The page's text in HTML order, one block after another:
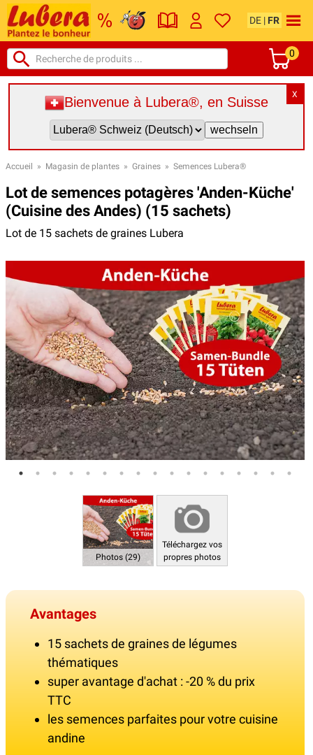
DE | FR
0
X
Bienvenue à Lubera®, en Suisse
Accueil » Magasin de plantes » Graines » Semences Lubera®
Lot de semences potagères 'Anden-Küche'
(Cuisine des Andes) (15 sachets)
Lot de 15 sachets de graines Lubera
Photos (29)
Téléchargez vos
propres photos
Avantages
15 sachets de graines de légumes
thématiques
super avantage d'achat : -20 % du prix
TTC
les semences parfaites pour votre cuisine
andine